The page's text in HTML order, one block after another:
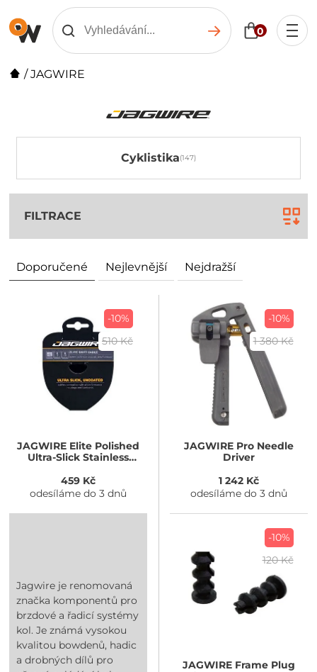
0
/JAGWIRE
Cyklistika
FILTRACE
Doporučené Nejlevnější Nejdražší
-10%
510 Kč
JAGWIRE Elite Polished
Ultra-Slick Stainless
459 Kč
odesíláme do 3 dnů
-10%
1 380 Kč
JAGWIREPro Needle
Driver
1 242 Kč
odesíláme do 3 dnů
Jagwire je renomovaná
značka komponentů pro
brzdové a řadicí systémy
kol. Je známá vysokou
kvalitou bowdenů, hadic
a drobných dílů pro
-10%
120 Kč
JAGWIREFrame Plug